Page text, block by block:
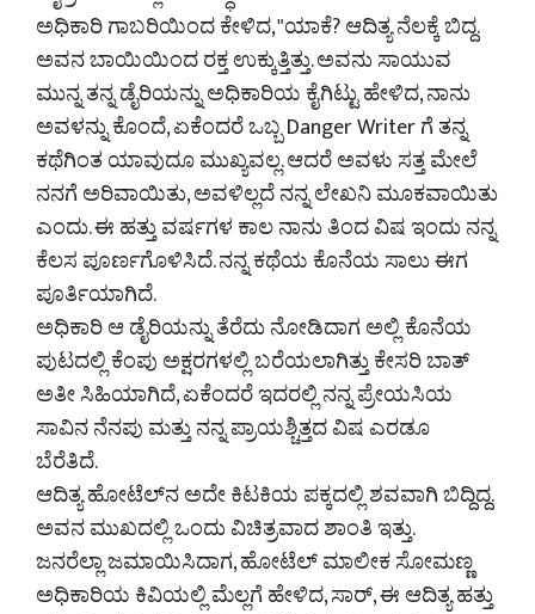
ಅಧಿಕಾರಿ ಗಾಬರಿಯಿಂದ ಕೇಳಿದ, "ಯಾಕೆ? ಆದಿತ್ಯ ನೆಲಕ್ಕೆ ಬಿದ್ದ.
ಅವನ ಬಾಯಿಯಿಂದ ರಕ್ತ ಉಕ್ಕುತ್ತಿತ್ತು. ಅವನು ಸಾಯುವ
ಮುನ್ನ ತನ್ನ ಡೈರಿಯನ್ನು ಅಧಿಕಾರಿಯ ಕೈಗಿಟ್ಟು ಹೇಳಿದ, ನಾನು
ಅವಳನ್ನು ಕೊಂದೆ, ಏಕೆಂದರೆ ಒಬ್ಬ Danger Writer ಗೆ ತನ್ನ
ಕಥೆಗಿಂತ ಯಾವುದೂ ಮುಖ್ಯವಲ್ಲ. ಆದರೆ ಅವಳು ಸತ್ತ ಮೇಲೆ
ನನಗೆ ಅರಿವಾಯಿತು, ಅವಳಿಲ್ಲದೆ ನನ್ನ ಲೇಖನಿ ಮೂಕವಾಯಿತು
ಎಂದು. ಈ ಹತ್ತು ವರ್ಷಗಳ ಕಾಲ ನಾನು ತಿಂದ ವಿಷ ಇಂದು ನನ್ನ
ಕೆಲಸ ಪೂರ್ಣಗೊಳಿಸಿದೆ. ನನ್ನ ಕಥೆಯ ಕೊನೆಯ ಸಾಲು ಈಗ
ಪೂರ್ತಿಯಾಗಿದೆ.
ಅಧಿಕಾರಿ ಆ ಡೈರಿಯನ್ನು ತೆರೆದು ನೋಡಿದಾಗ ಅಲ್ಲಿ ಕೊನೆಯ
ಪುಟದಲ್ಲಿ ಕೆಂಪು ಅಕ್ಷರಗಳಲ್ಲಿ ಬರೆಯಲಾಗಿತ್ತು ಕೇಸರಿ ಬಾತ್
ಅತೀ ಸಿಹಿಯಾಗಿದೆ, ಏಕೆಂದರೆ ಇದರಲ್ಲಿ ನನ್ನ ಪ್ರೇಯಸಿಯ
ಸಾವಿನ ನೆನಪು ಮತ್ತು ನನ್ನ ಪ್ರಾಯಶ್ಚಿತ್ತದ ವಿಷ ಎರಡೂ
ಬೆರೆತಿದೆ.
ಆದಿತ್ಯ ಹೋಟೆಲ್‌ನ ಅದೇ ಕಿಟಕಿಯ ಪಕ್ಕದಲ್ಲಿ ಶವವಾಗಿ ಬಿದ್ದಿದ್ದ.
ಅವನ ಮುಖದಲ್ಲಿ ಒಂದು ವಿಚಿತ್ರವಾದ ಶಾಂತಿ ಇತ್ತು.
ಜನರೆಲ್ಲಾ ಜಮಾಯಿಸಿದಾಗ, ಹೋಟೆಲ್ ಮಾಲೀಕ ಸೋಮಣ್ಣ
ಅಧಿಕಾರಿಯ ಕಿವಿಯಲ್ಲಿ ಮೆಲ್ಲಗೆ ಹೇಳಿದ, ಸಾರ್, ಈ ಆದಿತ್ಯ ಹತ್ತು